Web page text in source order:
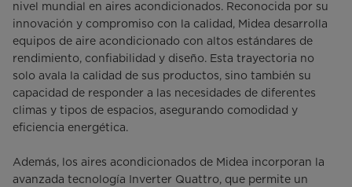
nivel mundial en aires acondicionados. Reconocida por su
innovación y compromiso con la calidad, Midea desarrolla
equipos de aire acondicionado con altos estándares de
rendimiento, confiabilidad y diseño. Esta trayectoria no
solo avala la calidad de sus productos, sino también su
capacidad de responder a las necesidades de diferentes
climas y tipos de espacios, asegurando comodidad y
eficiencia energética.
Además, los aires acondicionados de Midea incorporan la
avanzada tecnología Inverter Quattro, que permite un